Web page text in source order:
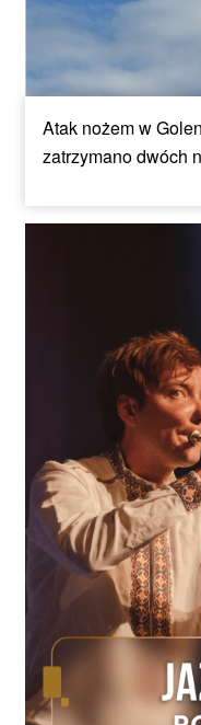
Atak nożem w
zatrzymano dwóch